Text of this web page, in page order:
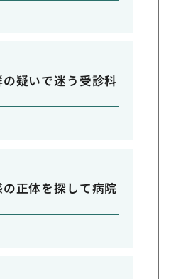
疑いで迷う受診科
正体を探して病院